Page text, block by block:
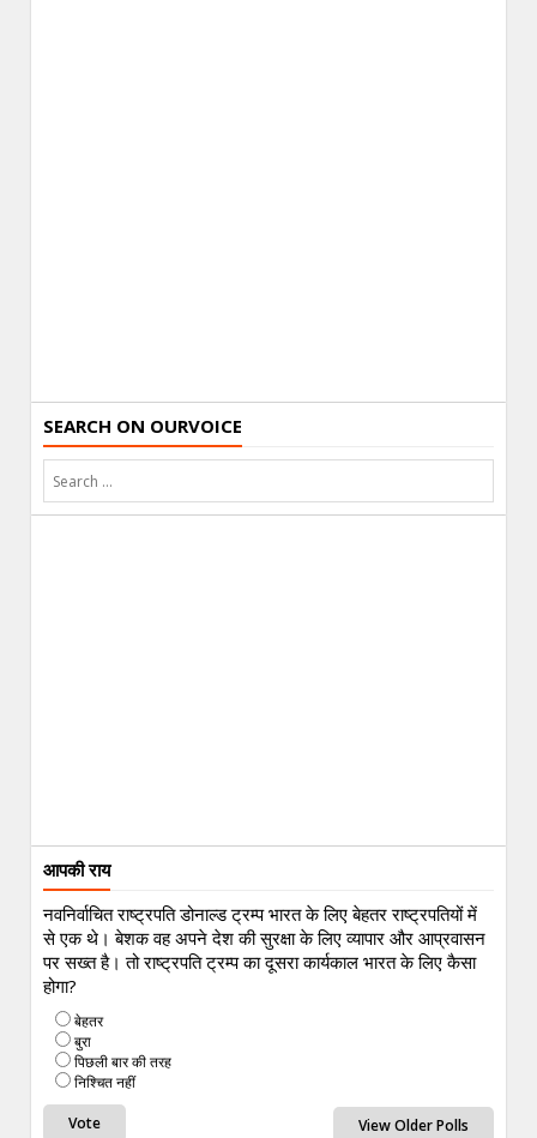
SEARCH ON OURVOICE
आपकी राय
नवनिर्वाचित राष्ट्रपति डोनाल्ड ट्रम्प भारत के लिए बेहतर राष्ट्रपतियों में
से एक थे। बेशक वह अपने देश की सुरक्षा के लिए व्यापार और आप्रवासन
पर सख्त है। तो राष्ट्रपति ट्रम्प का दूसरा कार्यकाल भारत के लिए कैसा
होगा?
बेहतर
बुरा
पिछली बार की तरह
निश्चित नहीं
View Older Polls